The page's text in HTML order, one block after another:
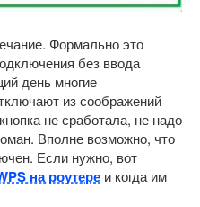
Формально это
без ввода
день многие
из соображений
не сработала, не надо
Вполне возможно, что
Если нужно, вот
на роутере и когда им